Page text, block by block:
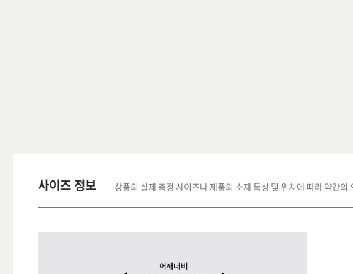
사이즈 정보 상품의 실제 측정 사이즈나 제품의 소재 특성 및 위치에 따라 약간의